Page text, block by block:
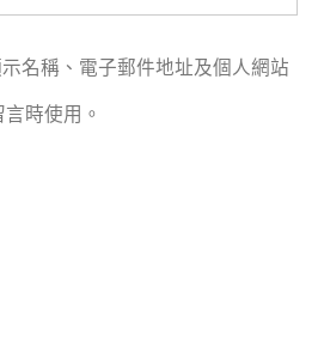
名稱、電子郵件地址及個人網站
時使用。